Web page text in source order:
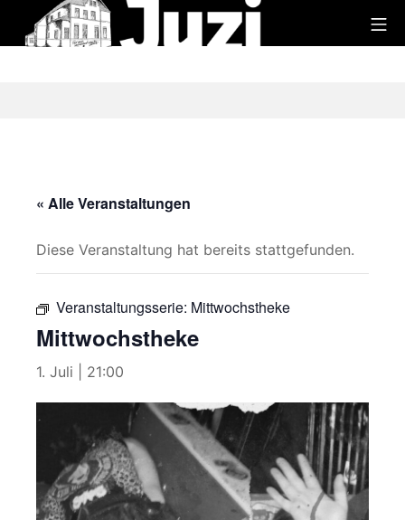
Inhalt
« Alle Veranstaltungen
Diese Veranstaltung hat bereits stattgefunden.
Veranstaltungsserie: Mittwochstheke
Mittwochstheke
1. Juli | 21:00